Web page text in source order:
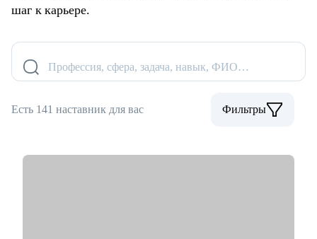
шаг к карьере.
Профессия, сфера, задача, навык, ФИО…
Есть 141 наставник для вас Фильтры